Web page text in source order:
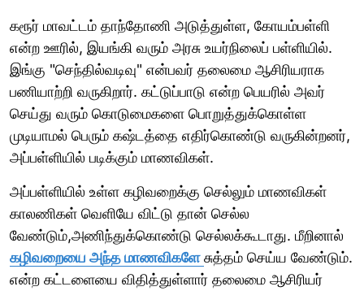
கரூர் மாவட்டம் தாந்தோணி அடுத்துள்ள, கோயம்பள்ளி
என்ற ஊரில், இயங்கி வரும் அரசு உயர்நிலைப் பள்ளியில்.
இங்கு "செந்தில்வடிவு" என்பவர் தலைமை ஆசிரியராக
பணியாற்றி வருகிறார். கட்டுப்பாடு என்ற பெயரில் அவர்
செய்து வரும் கொடுமைகளை பொறுத்துக்கொள்ள
முடியாமல் பெரும் கஷ்டத்தை எதிர்கொண்டு வருகின்றனர்,
அப்பள்ளியில் படிக்கும் மாணவிகள்.
அப்பள்ளியில் உள்ள கழிவறைக்கு செல்லும் மாணவிகள்
காலணிகள் வெளியே விட்டு தான் செல்ல
வேண்டும்,அணிந்துக்கொண்டு செல்லக்கூடாது. மீறினால்
கழிவறையை அந்த மாணவிகளே சுத்தம் செய்ய வேண்டும்.
என்ற கட்டளையை விதித்துள்ளார் தலைமை ஆசிரியர்